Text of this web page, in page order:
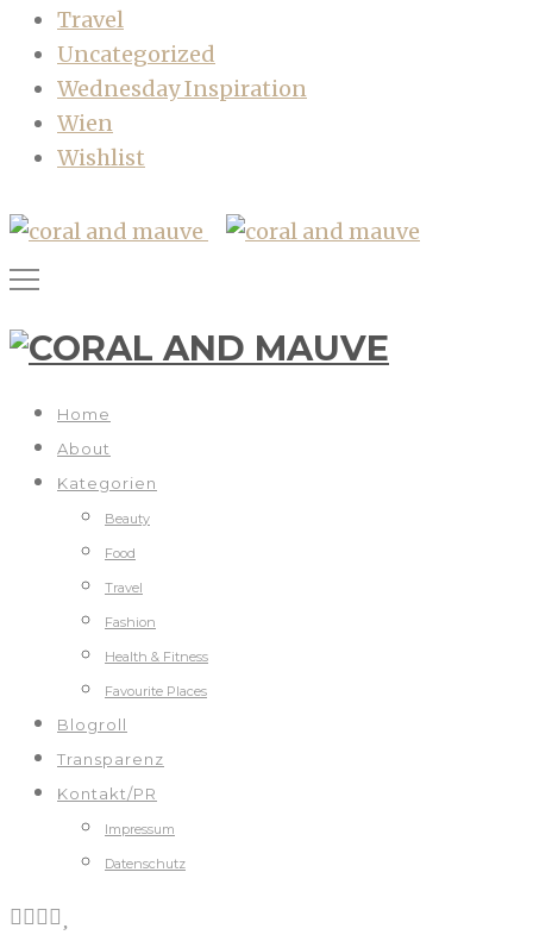
Travel
Uncategorized
Wednesday Inspiration
Wien
Wishlist
Home
About
Kategorien
Beauty
Food
Travel
Fashion
Health & Fitness
Favourite Places
Blogroll
Transparenz
Kontakt/PR
Impressum
Datenschutz